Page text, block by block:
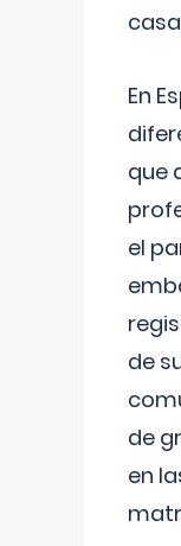
En
que
el
de
de
en